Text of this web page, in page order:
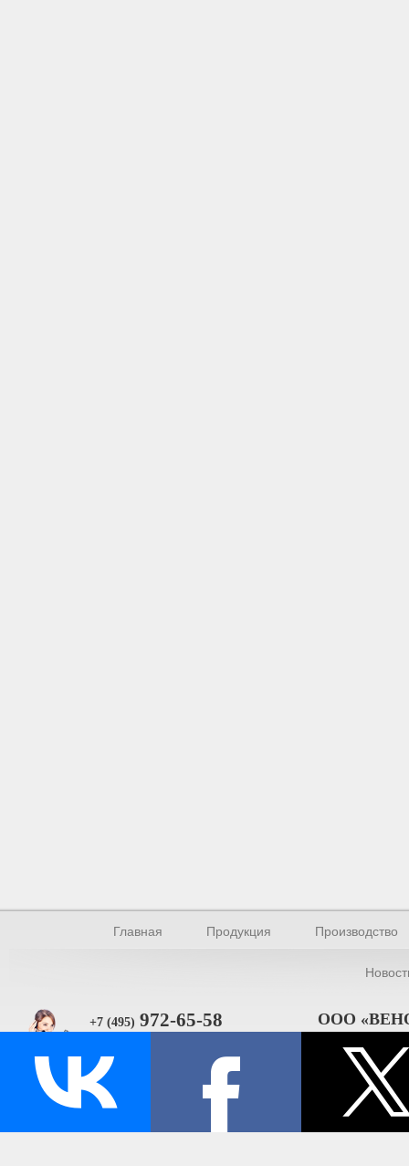
Главная Продукция Производство
+7 (495) 972-65-58
Прямая связь
ООО
ИНН
© Производство уплотнителей и профилей 2026.